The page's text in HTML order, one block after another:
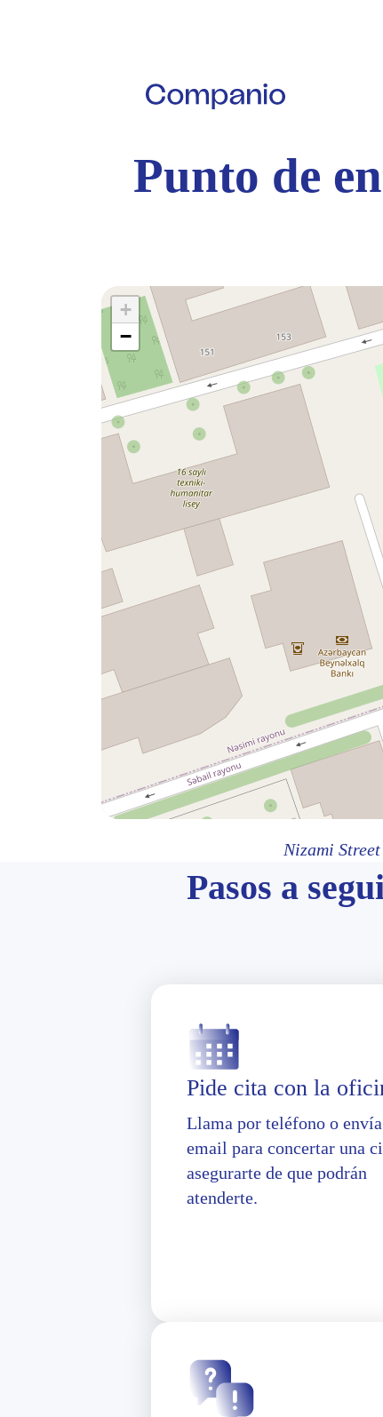
Punto de
+
−
Nizami
Pasos a
Pide cita con la
Llama por teléfono o
email para concertar una
asegurarte de que podrán
atenderte.